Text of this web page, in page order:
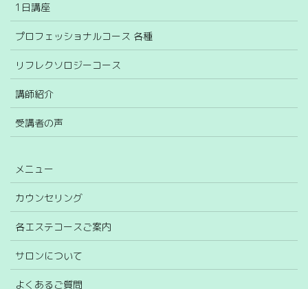
1日講座
プロフェッショナルコース 各種
リフレクソロジーコース
講師紹介
受講者の声
メニュー
カウンセリング
各エステコースご案内
サロンについて
よくあるご質問